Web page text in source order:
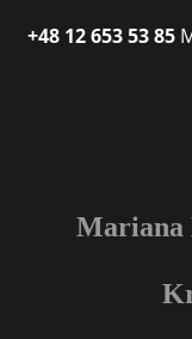
+48 12 653 53 85
Mariana